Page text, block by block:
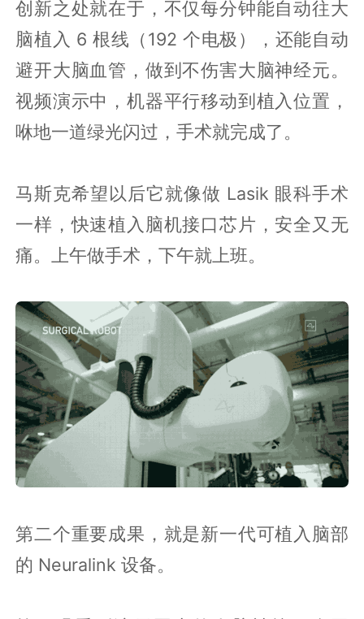
创新之处就在于，不仅每分钟能自动往大
脑植入 6 根线（192 个电极），还能自动
避开大脑血管，做到不伤害大脑神经元。
视频演示中，机器平行移动到植入位置，
咻地一道绿光闪过，手术就完成了。
马斯克希望以后它就像做 Lasik 眼科手术
一样，快速植入脑机接口芯片，安全又无
痛。上午做手术，下午就上班。
第二个重要成果，就是新一代可植入脑部
的 Neuralink 设备。